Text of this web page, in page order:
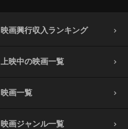
映画興行収入ランキング
上映中の映画一覧
映画一覧
映画ジャンル一覧